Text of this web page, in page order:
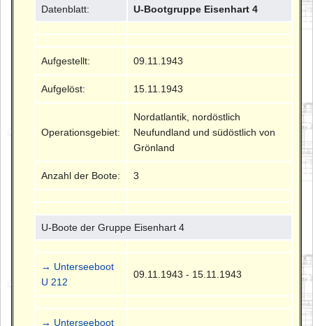
Datenblatt: U-Bootgruppe Eisenhart 4
Aufgestellt: 09.11.1943
Aufgelöst: 15.11.1943
Operationsgebiet:
Nordatlantik, nordöstlich
Neufundland und südöstlich von
Grönland
Anzahl der Boote: 3
U-Boote der Gruppe Eisenhart 4
→ Unterseeboot
U 212
09.11.1943 - 15.11.1943
→ Unterseeboot